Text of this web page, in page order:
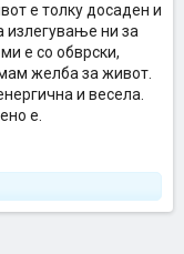
е толку досаден и
излегување ни за
е со обврски,
желба за живот.
и весела.
е.